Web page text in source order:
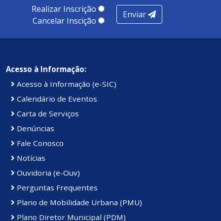
Kennedy.Realizar Inscrição
Cancelar Inscição
Enviar
Acesso à Informação:
Acesso à Informação (e-SIC)
Calendário de Eventos
Carta de Serviços
Denúncias
Fale Conosco
Notícias
Ouvidoria (e-Ouv)
Perguntas Frequentes
Plano de Mobilidade Urbana (PMU)
Plano Diretor Municipal (PDM)